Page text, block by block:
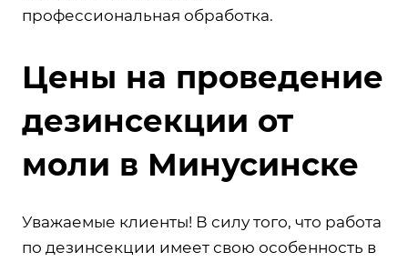
профессиональная обработка.
Цены на проведение
дезинсекции от
моли в Минусинске
Уважаемые клиенты! В силу того, что работа
по дезинсекции имеет свою особенность в